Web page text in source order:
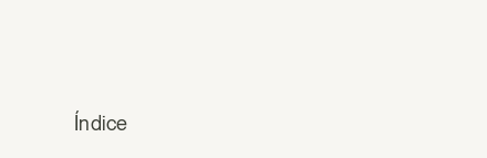
Índice